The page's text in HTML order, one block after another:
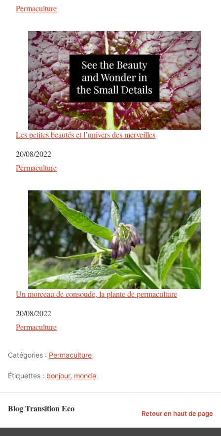
Par rapport à
Permaculture
Les petites beautés et l’univers des merveilles
Date
20/08/2022
Par rapport à
Permaculture
Un morceau de consoude, la plante de permaculture
Date
20/08/2022
Par rapport à
Permaculture
Catégories : Permaculture
Étiquettes : bonjour, monde
Blog Transition Eco Retour en haut de page